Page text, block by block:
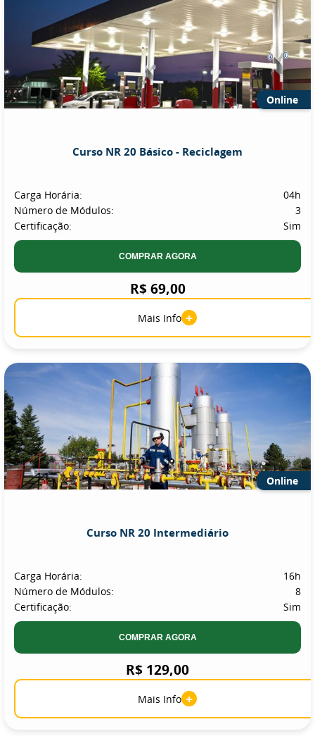
Online
Curso NR 20 Básico - Reciclagem
Carga Horária:
04h
Número de Módulos:
3
Certificação:
Sim
COMPRAR AGORA
R$ 69,00
Mais Info +
Online
Curso NR 20 Intermediário
Carga Horária:
16h
Número de Módulos:
8
Certificação:
Sim
COMPRAR AGORA
R$ 129,00
Mais Info +